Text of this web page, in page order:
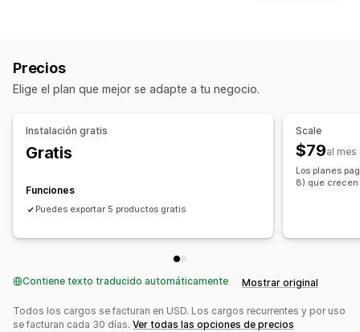
Migración de datos
Exportación masiva
Importación masiva
Metacampos
Pedidos
Niveles de inventario
Etiquetas de pedidos
Etiquetas de productos
Procesamiento de pedidos
Activadores personalizados
Datos sincronizados automáticamente
Precios
Elige el plan que mejor se adapte a tu negocio.
Instalación gratis
Gratis
Funciones
Puedes exportar 5 productos gratis
Scale
$79al mes
Los planes
8) que
Contiene texto traducido automáticamente Mostrar original
Todos los cargos se facturan en USD. Los cargos recurrentes y por uso
se facturan cada 30 días. Ver todas las opciones de precios